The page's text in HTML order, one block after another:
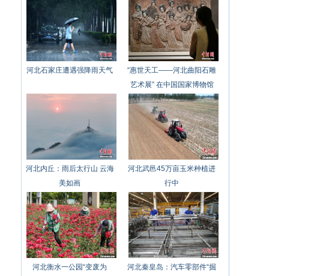
河北石家庄遭遇强降雨天气
“惠世天工——河北曲阳石雕
艺术展” 在中国国家博物馆
开幕
河北内丘：雨后太行山 云海
美如画
河北武邑45万亩玉米种植进
行中
河北衡水一公园“变废为
河北秦皇岛：汽车零部件“掘